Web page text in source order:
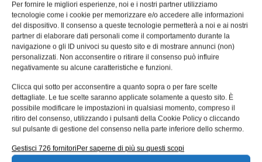
Per fornire le migliori esperienze, noi e i nostri partner utilizziamo
tecnologie come i cookie per memorizzare e/o accedere alle informazioni
del dispositivo. Il consenso a queste tecnologie permetterà a noi e ai nostri
partner di elaborare dati personali come il comportamento durante la
navigazione o gli ID univoci su questo sito e di mostrare annunci (non)
personalizzati. Non acconsentire o ritirare il consenso può influire
negativamente su alcune caratteristiche e funzioni.
Clicca qui sotto per acconsentire a quanto sopra o per fare scelte
dettagliate. Le tue scelte saranno applicate solamente a questo sito. È
possibile modificare le impostazioni in qualsiasi momento, compreso il
ritiro del consenso, utilizzando i pulsanti della Cookie Policy o cliccando
sul pulsante di gestione del consenso nella parte inferiore dello schermo.
Gestisci 726 fornitoriPer saperne di più su questi scopi
QUADERNI DI PROGETTAZIONE